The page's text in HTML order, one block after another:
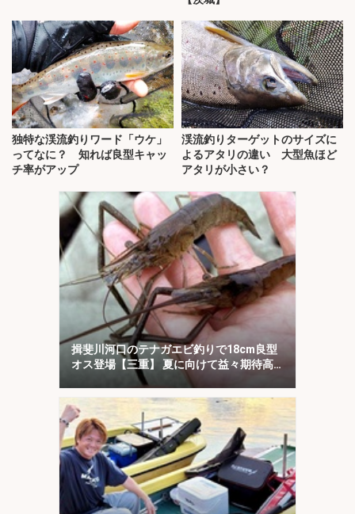
独特な渓流釣りワード「ウケ」
ってなに？ 知れば良型キャッ
チ率がアップ
渓流釣りターゲットのサイズに
よるアタリの違い 大型魚ほど
アタリが小さい？
揖斐川河口のテナガエビ釣りで18cm良型
オス登場【三重】 夏に向けて益々期待高